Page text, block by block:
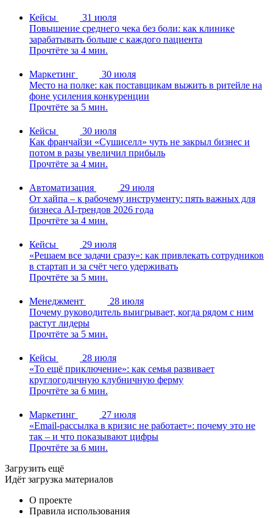
Кейсы
31 июля
Повышение среднего чека без боли: как клинике
зарабатывать больше с каждого пациента
Прочтёте за 4 мин.
Маркетинг
30 июля
Место на полке: как поставщикам выжить в ритейле на
фоне усиления конкуренции
Прочтёте за 5 мин.
Кейсы
30 июля
Как франчайзи «Сушиселл» чуть не закрыл бизнес и
потом в разы увеличил прибыль
Прочтёте за 4 мин.
Автоматизация
29 июля
От хайпа – к рабочему инструменту: пять важных для
бизнеса AI-трендов 2026 года
Прочтёте за 4 мин.
Кейсы
29 июля
«Решаем все задачи сразу»: как привлекать сотрудников
в стартап и за счёт чего удерживать
Прочтёте за 5 мин.
Менеджмент
28 июля
Почему руководитель выигрывает, когда рядом с ним
растут лидеры
Прочтёте за 5 мин.
Кейсы
28 июля
«То ещё приключение»: как семья развивает
круглогодичную клубничную ферму
Прочтёте за 6 мин.
Маркетинг
27 июля
«Email-рассылка в кризис не работает»: почему это не
так – и что показывают цифры
Прочтёте за 6 мин.
Загрузить ещё
Идёт загрузка материалов
О проекте
Правила использования